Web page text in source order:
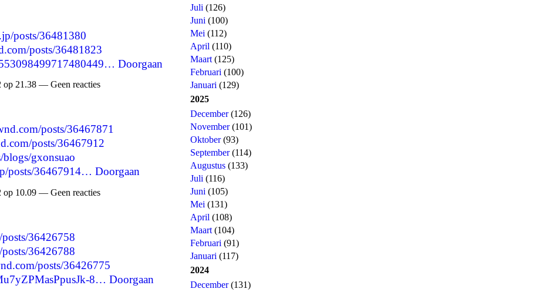
posts/36481380
posts/36481823
Doorgaan
op 21.38 — Geen reacties
posts/36467871
posts/36467912
gxonsuao
posts/36467914… Doorgaan
op 10.09 — Geen reacties
36426758
36426788
posts/36426775
8… Doorgaan
Juli (126)
Juni (100)
Mei (112)
April (110)
Maart (125)
Februari (100)
Januari (129)
2025
December(126)
November(101)
Oktober(93)
September(114)
Augustus (133)
Juli (116)
Juni (105)
Mei (131)
April (108)
Maart (104)
Februari (91)
Januari (117)
2024
December(131)